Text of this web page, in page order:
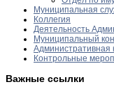
Муниципальная
Коллегия
Деятельность
Муниципальный
Административная
Контрольные
Важные ссылки